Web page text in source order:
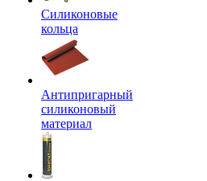
Силиконовые
кольца
Антипригарный
силиконовый
материал